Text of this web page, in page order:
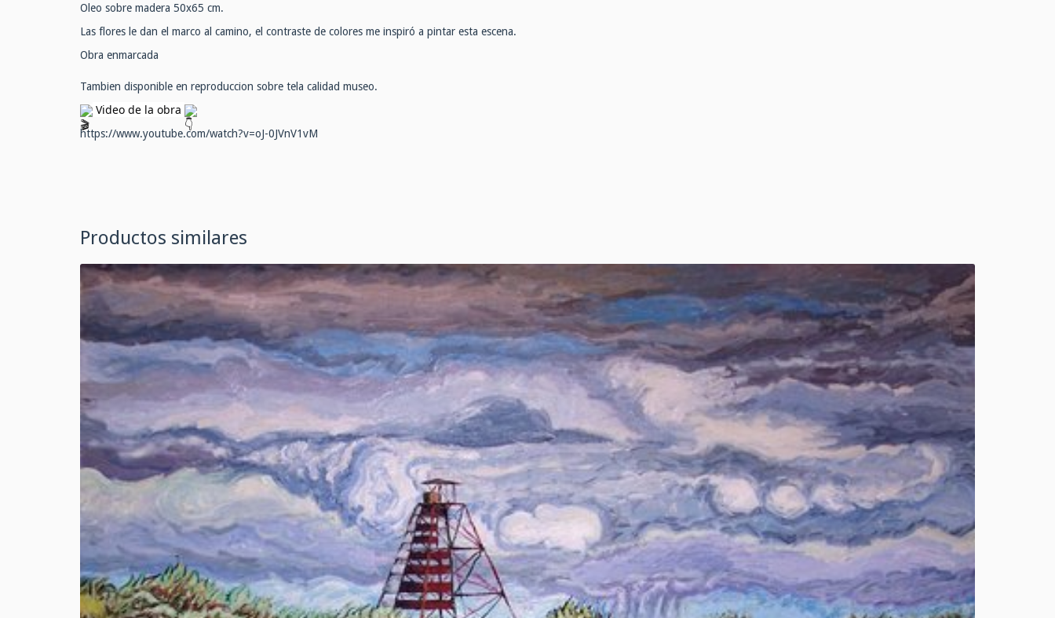
Oleo sobre madera 50x65 cm.
Las flores le dan el marco al camino, el contraste de colores me inspiró a pintar esta escena.
Obra enmarcada
Tambien disponible en reproduccion sobre tela calidad museo.
Video de la obra
https://www.youtube.com/watch?v=oJ-0JVnV1vM
Productos similares